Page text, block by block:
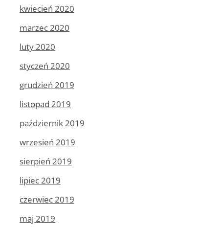
kwiecień 2020
marzec 2020
luty 2020
styczeń 2020
grudzień 2019
listopad 2019
październik 2019
wrzesień 2019
sierpień 2019
lipiec 2019
czerwiec 2019
maj 2019